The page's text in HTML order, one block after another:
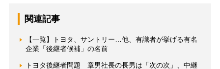
関連記事
【一覧】トヨタ、サントリー…他、有識者が挙げる有名
企業「後継者候補」の名前
トヨタ後継者問題 章男社長の長男は「次の次」、中継